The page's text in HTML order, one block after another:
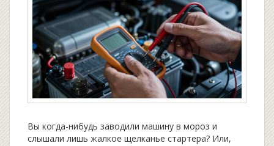
Вы когда-нибудь заводили машину в мороз и
слышали лишь жалкое щелканье стартера? Или,